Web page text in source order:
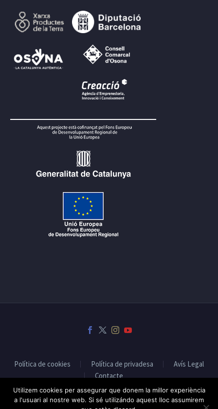
Política de cookies Política de privadesa
Avís Legal
Contacte
Utilizem cookies per assegurar que donem la millor experiència
a l'usuari al nostre web. Si sé utilizándo aquest lloc assumirem